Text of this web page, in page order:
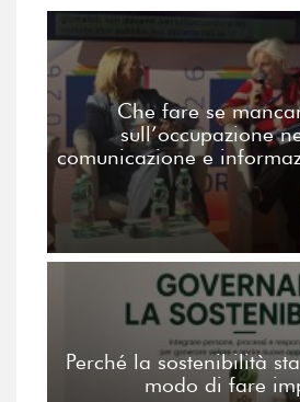
Che fare se
sull’occupazione
comunicazione e
Perché la sostenibilità
modo di fare